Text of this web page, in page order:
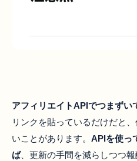
アフィリエイトAPIでつまずい
リンクを貼っているだけだと
いことがあります。 APIを使っ
ば、更新の手間を減らしつつ